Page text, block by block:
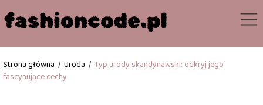
Strona główna / Uroda / Typ urody skandynawski: odkryj jego
fascynujące cechy